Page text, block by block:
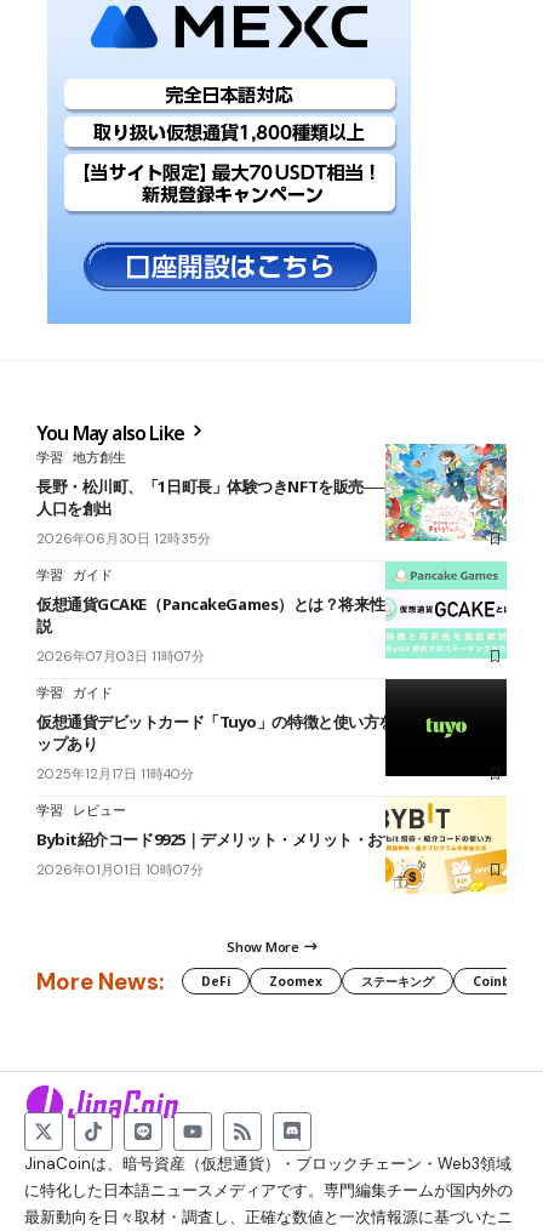
You May also Like
学習 地方創生
長野・松川町、「1日町長」体験つきNFTを販売──町制70周年、関係
人口を創出
2026年06月30日 12時35分
学習 ガイド
仮想通貨GCAKE（PancakeGames）とは？将来性や買い方を徹底解
説
2026年07月03日 11時07分
学習 ガイド
仮想通貨デビットカード「Tuyo」の特徴と使い方を解説｜エアドロ
ップあり
2025年12月17日 11時40分
学習 レビュー
Bybit紹介コード9925｜デメリット・メリット・おすすめを解説
2026年01月01日 10時07分
Show More
More News: DeFi Zoomex ステーキング Coinbase
JinaCoinは、暗号資産（仮想通貨）・ブロックチェーン・Web3領域
に特化した日本語ニュースメディアです。専門編集チームが国内外の
最新動向を日々取材・調査し、正確な数値と一次情報源に基づいたニ